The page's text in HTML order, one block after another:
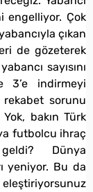
engelliyor. Çok
çıkan
de gözeterek
sayısını
3’e indirmeyi
sorunu
bakın Türk
futbolcu ihraç
Dünya
yeniyor. Bu da
eleştiriyorsunuz